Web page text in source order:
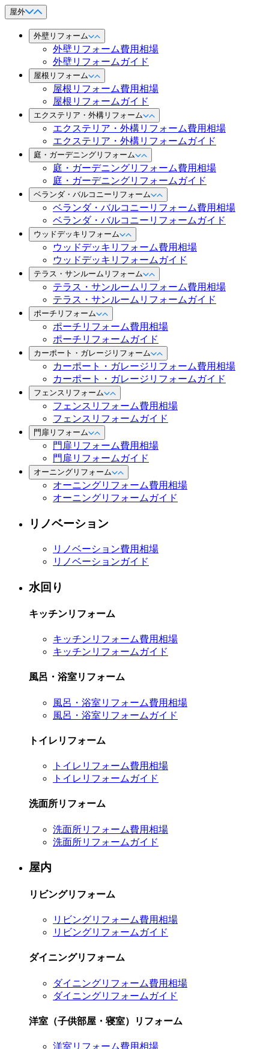
屋外
外壁リフォーム
外壁リフォーム費用相場
外壁リフォームガイド
屋根リフォーム
屋根リフォーム費用相場
屋根リフォームガイド
エクステリア・外構リフォーム
エクステリア・外構リフォーム費用相場
エクステリア・外構リフォームガイド
庭・ガーデニングリフォーム
庭・ガーデニングリフォーム費用相場
庭・ガーデニングリフォームガイド
ベランダ・バルコニーリフォーム
ベランダ・バルコニーリフォーム費用相場
ベランダ・バルコニーリフォームガイド
ウッドデッキリフォーム
ウッドデッキリフォーム費用相場
ウッドデッキリフォームガイド
テラス・サンルームリフォーム
テラス・サンルームリフォーム費用相場
テラス・サンルームリフォームガイド
ポーチリフォーム
ポーチリフォーム費用相場
ポーチリフォームガイド
カーポート・ガレージリフォーム
カーポート・ガレージリフォーム費用相場
カーポート・ガレージリフォームガイド
フェンスリフォーム
フェンスリフォーム費用相場
フェンスリフォームガイド
門扉リフォーム
門扉リフォーム費用相場
門扉リフォームガイド
オーニングリフォーム
オーニングリフォーム費用相場
オーニングリフォームガイド
リノベーション
リノベーション費用相場
リノベーションガイド
水回り
キッチンリフォーム
キッチンリフォーム費用相場
キッチンリフォームガイド
風呂・浴室リフォーム
風呂・浴室リフォーム費用相場
風呂・浴室リフォームガイド
トイレリフォーム
トイレリフォーム費用相場
トイレリフォームガイド
洗面所リフォーム
洗面所リフォーム費用相場
洗面所リフォームガイド
屋内
リビングリフォーム
リビングリフォーム費用相場
リビングリフォームガイド
ダイニングリフォーム
ダイニングリフォーム費用相場
ダイニングリフォームガイド
洋室（子供部屋・寝室）リフォーム
洋室リフォーム費用相場